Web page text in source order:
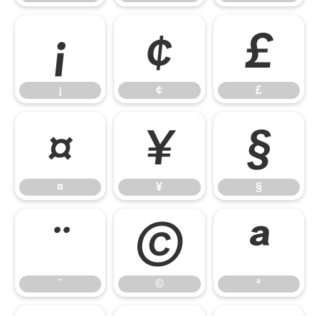
¡
¡
¢
¢
£
£
¤
¤
¥
¥
§
§
¨
¨
©
©
ª
ª